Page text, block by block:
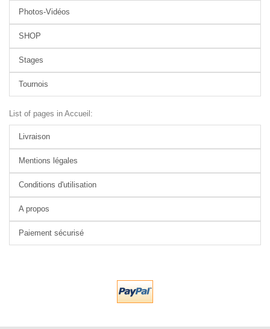
Photos-Vidéos
SHOP
Stages
Tournois
List of pages in Accueil:
Livraison
Mentions légales
Conditions d'utilisation
A propos
Paiement sécurisé